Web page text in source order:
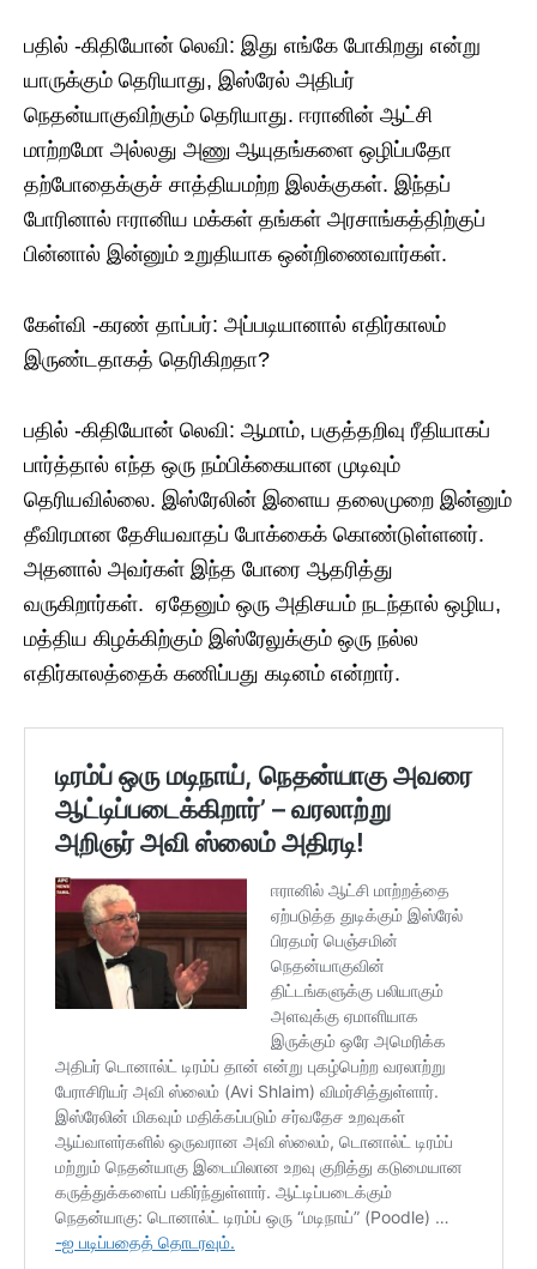
பதில் -​கிதியோன் லெவி: இது எங்கே போகிறது என்று
யாருக்கும் தெரியாது, இஸ்ரேல் அதிபர்
நெதன்யாகுவிற்கும் தெரியாது. ஈரானின் ஆட்சி
மாற்றமோ அல்லது அணு ஆயுதங்களை ஒழிப்பதோ
தற்போதைக்குச் சாத்தியமற்ற இலக்குகள். இந்தப்
போரினால் ஈரானிய மக்கள் தங்கள் அரசாங்கத்திற்குப்
பின்னால் இன்னும் உறுதியாக ஒன்றிணைவார்கள்.
கேள்வி -​கரண் தாப்பர்: அப்படியானால் எதிர்காலம்
இருண்டதாகத் தெரிகிறதா?
பதில் -​கிதியோன் லெவி: ஆமாம், பகுத்தறிவு ரீதியாகப்
பார்த்தால் எந்த ஒரு நம்பிக்கையான முடிவும்
தெரியவில்லை. இஸ்ரேலின் இளைய தலைமுறை இன்னும்
தீவிரமான தேசியவாதப் போக்கைக் கொண்டுள்ளனர்.
அதனால் அவர்கள் இந்த போரை ஆதரித்து
வருகிறார்கள். ஏதேனும் ஒரு அதிசயம் நடந்தால் ஒழிய,
மத்திய கிழக்கிற்கும் இஸ்ரேலுக்கும் ஒரு நல்ல
எதிர்காலத்தைக் கணிப்பது கடினம் என்றார்.